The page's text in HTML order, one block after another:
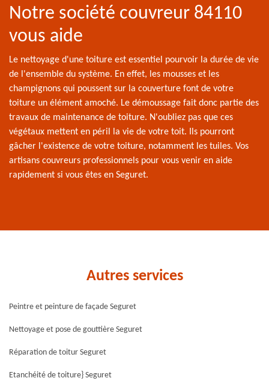
Notre société couvreur 84110
vous aide
Le nettoyage d'une toiture est essentiel pourvoir la durée de vie
de l'ensemble du système. En effet, les mousses et les
champignons qui poussent sur la couverture font de votre
toiture un élément amoché. Le démoussage fait donc partie des
travaux de maintenance de toiture. N'oubliez pas que ces
végétaux mettent en péril la vie de votre toit. Ils pourront
gâcher l'existence de votre toiture, notamment les tuiles. Vos
artisans couvreurs professionnels pour vous venir en aide
rapidement si vous êtes en Seguret.
Autres services
Peintre et peinture de façade Seguret
Nettoyage et pose de gouttière Seguret
Réparation de toitur Seguret
Etanchéité de toiture} Seguret